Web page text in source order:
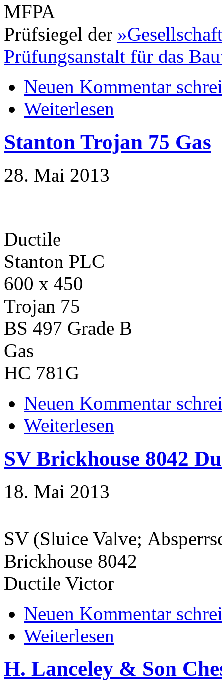
MFPA
Prüfsiegel der
Prüfungsanstalt für das
Neuen Kommentar
Weiterlesen
Stanton Trojan 75 Gas
28. Mai 2013
Ductile
Stanton PLC
600 x 450
Trojan 75
BS 497 Grade B
Gas
HC 781G
Neuen Kommentar
Weiterlesen
SV Brickhouse 8042
18. Mai 2013
SV (Sluice Valve;
Brickhouse 8042
Ductile Victor
Neuen Kommentar
Weiterlesen
H. Lanceley & Son